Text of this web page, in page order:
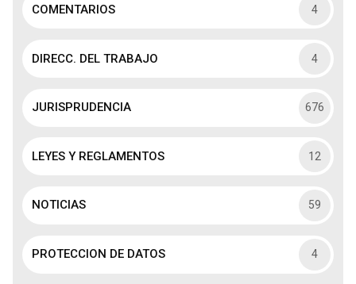
COMENTARIOS 4
DIRECC. DEL TRABAJO 4
JURISPRUDENCIA 676
LEYES Y REGLAMENTOS 12
NOTICIAS 59
PROTECCION DE DATOS 4